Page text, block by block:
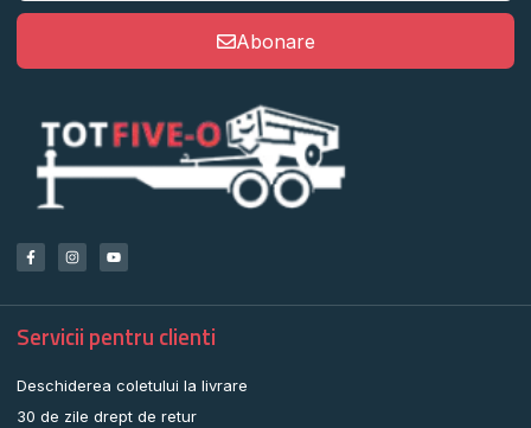
Abonare
Servicii pentru clienti
Deschiderea coletului la livrare
30 de zile drept de retur